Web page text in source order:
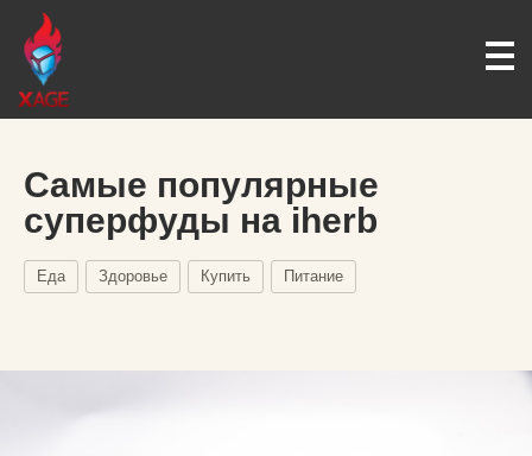
Самые популярные
суперфуды на iherb
Еда Здоровье Купить Питание